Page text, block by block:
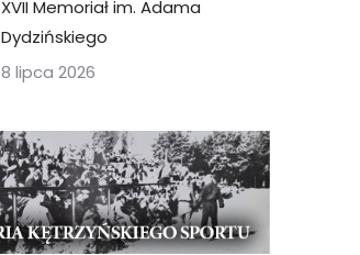
XVII Memoriał im. Adama
Dydzińskiego
8 lipca 2026